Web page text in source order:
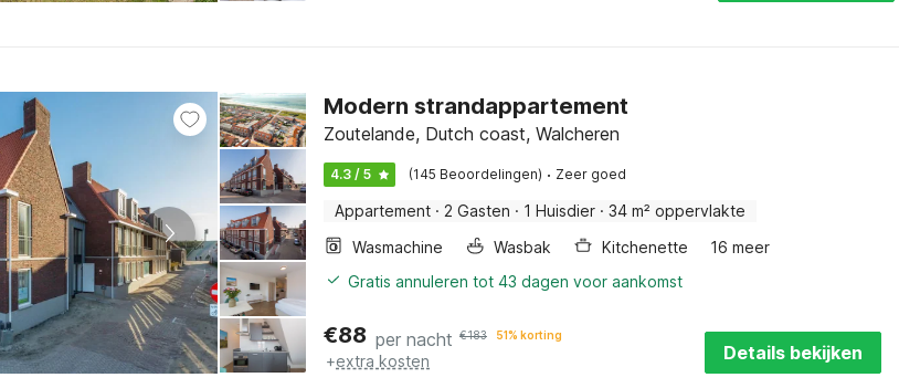
Modern strandappartement
Zoutelande, Dutch coast, Walcheren
4.3 / 5 (145 Beoordelingen) · Zeer goed
Appartement · 2 Gasten · 1 Huisdier · 34 m² oppervlakte
Wasmachine
Wasbak Kitchenette
16 meer
Gratis annuleren tot 43 dagen voor aankomst
€88 per nacht €183 51% korting
+extra kosten Details bekijken